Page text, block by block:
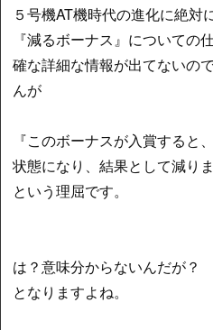
５号機AT機時代の進化に絶対
『減るボーナス』についての
確な詳細な情報が出てないの
んが
『このボーナスが入賞すると
状態になり、結果として減りま
という理屈です。
は？意味分からないんだが？
となりますよね。